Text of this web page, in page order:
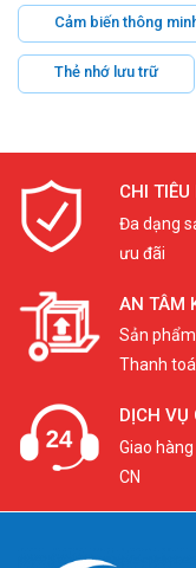
Cảm biến thông
Thẻ nhớ lưu trữ
CHI TIÊU
Đa dạng
ưu đãi
AN TÂM
Sản
Thanh
DỊCH VỤ
Giao
CN